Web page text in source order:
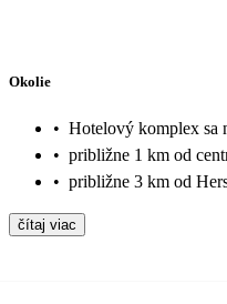
Okolie
• Hotelový komplex sa
• približne 1 km od
• približne 3 km od
čítaj viac